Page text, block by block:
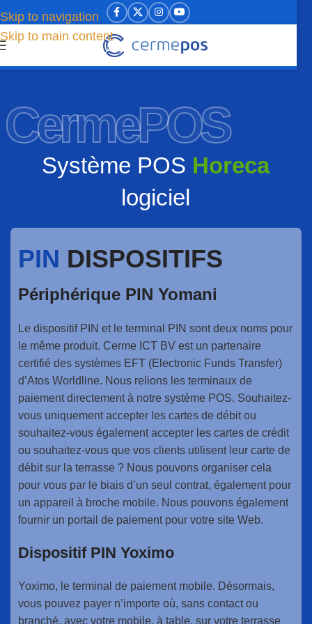
Skip to navigation
Skip to main content
CermePOS
Système POS Horeca
logiciel
PIN DISPOSITIFS
Périphérique PIN Yomani
Le dispositif PIN et le terminal PIN sont deux noms pour
le même produit. Cerme ICT BV est un partenaire
certifié des systèmes EFT (Electronic Funds Transfer)
d’Atos Worldline. Nous relions les terminaux de
paiement directement à notre système POS. Souhaitez-
vous uniquement accepter les cartes de débit ou
souhaitez-vous également accepter les cartes de crédit
ou souhaitez-vous que vos clients utilisent leur carte de
débit sur la terrasse ? Nous pouvons organiser cela
pour vous par le biais d’un seul contrat, également pour
un appareil à broche mobile. Nous pouvons également
fournir un portail de paiement pour votre site Web.
Dispositif PIN Yoximo
Yoximo, le terminal de paiement mobile. Désormais,
vous pouvez payer n’importe où, sans contact ou
branché, avec votre mobile, à table, sur votre terrasse